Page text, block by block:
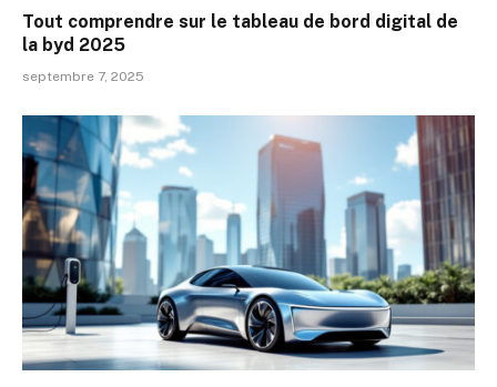
Tout comprendre sur le tableau de bord digital de
la byd 2025
septembre 7, 2025